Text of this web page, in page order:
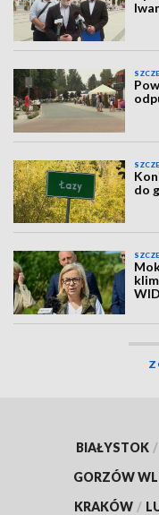
do
BIAŁYSTOK /
GORZÓW
KRAKÓW /